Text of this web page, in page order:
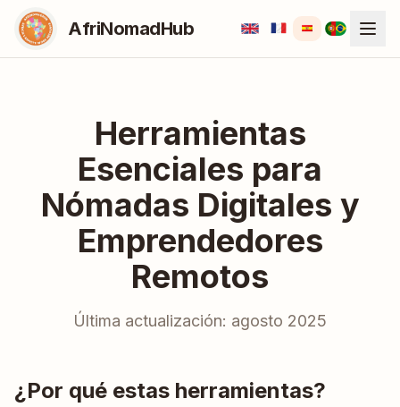
AfriNomadHub
Herramientas
Esenciales para
Nómadas Digitales y
Emprendedores
Remotos
Última actualización: agosto 2025
¿Por qué estas herramientas?